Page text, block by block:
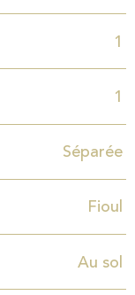
1
1
Séparée
Fioul
Au sol